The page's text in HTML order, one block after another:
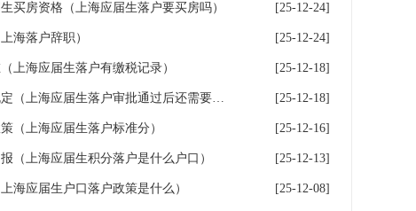
买房资格（上海应届生落户要买房吗） [25-12-24]
海落户辞职） [25-12-24]
上海应届生落户有缴税记录） [25-12-18]
上海应届生落户批复时间规定（上海应届生落户审批通过后还需要什么手续） [25-12-18]
（上海应届生落户标准分） [25-12-16]
（上海应届生积分落户是什么户口） [25-12-13]
海应届生户口落户政策是什么） [25-12-08]